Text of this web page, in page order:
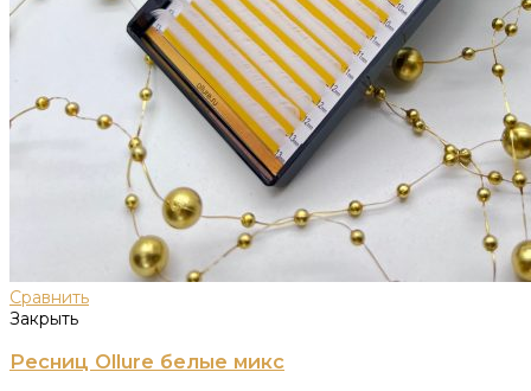
Сравнить
Закрыть
Ресниц Ollure белые микс